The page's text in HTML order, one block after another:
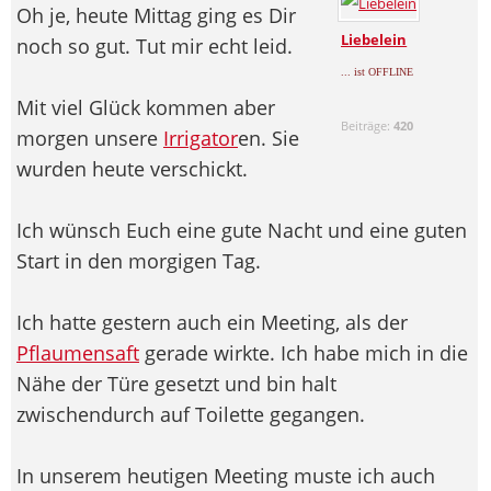
Liebelein
... ist OFFLINE
Beiträge:420
Oh je, heute Mittag ging es Dir
noch so gut. Tut mir echt leid.
Mit viel Glück kommen aber
morgen unsere Irrigatoren. Sie
wurden heute verschickt.
Ich wünsch Euch eine gute Nacht und eine guten
Start in den morgigen Tag.
Ich hatte gestern auch ein Meeting, als der
Pflaumensaft gerade wirkte. Ich habe mich in die
Nähe der Türe gesetzt und bin halt
zwischendurch auf Toilette gegangen.
In unserem heutigen Meeting muste ich auch